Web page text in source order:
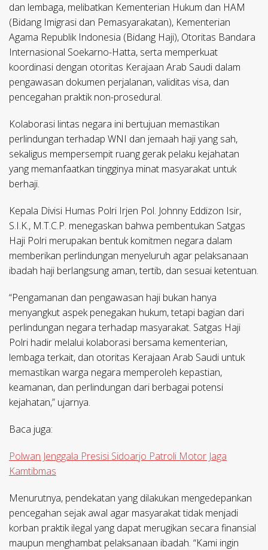
dan lembaga, melibatkan Kementerian Hukum dan HAM
(Bidang Imigrasi dan Pemasyarakatan), Kementerian
Agama Republik Indonesia (Bidang Haji), Otoritas Bandara
Internasional Soekarno-Hatta, serta memperkuat
koordinasi dengan otoritas Kerajaan Arab Saudi dalam
pengawasan dokumen perjalanan, validitas visa, dan
pencegahan praktik non-prosedural.
Kolaborasi lintas negara ini bertujuan memastikan
perlindungan terhadap WNI dan jemaah haji yang sah,
sekaligus mempersempit ruang gerak pelaku kejahatan
yang memanfaatkan tingginya minat masyarakat untuk
berhaji.
Kepala Divisi Humas Polri Irjen Pol. Johnny Eddizon Isir,
S.I.K., M.T.C.P. menegaskan bahwa pembentukan Satgas
Haji Polri merupakan bentuk komitmen negara dalam
memberikan perlindungan menyeluruh agar pelaksanaan
ibadah haji berlangsung aman, tertib, dan sesuai ketentuan.
“Pengamanan dan pengawasan haji bukan hanya
menyangkut aspek penegakan hukum, tetapi bagian dari
perlindungan negara terhadap masyarakat. Satgas Haji
Polri hadir melalui kolaborasi bersama kementerian,
lembaga terkait, dan otoritas Kerajaan Arab Saudi untuk
memastikan warga negara memperoleh kepastian,
keamanan, dan perlindungan dari berbagai potensi
kejahatan,” ujarnya.
Baca juga:
Polwan Jenggala Presisi Sidoarjo Patroli Motor Jaga
Kamtibmas
Menurutnya, pendekatan yang dilakukan mengedepankan
pencegahan sejak awal agar masyarakat tidak menjadi
korban praktik ilegal yang dapat merugikan secara finansial
maupun menghambat pelaksanaan ibadah. “Kami ingin